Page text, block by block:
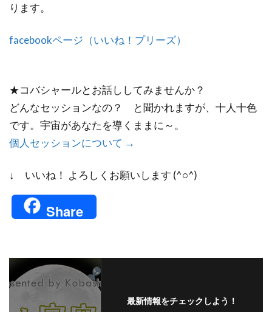
ります。
facebookページ（いいね！プリーズ）
★コバシャールとお話ししてみませんか？
どんなセッションなの？ と聞かれますが、十人十色
です。宇宙があなたを導くままに～。
個人セッションについて →
↓ いいね！ よろしくお願いします (^○^)
Share
最新情報をチェックしよう！